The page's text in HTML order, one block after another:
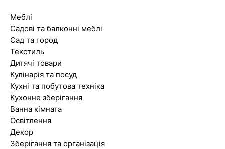
Меблі
Садові та балконні меблі
Сад та город
Текстиль
Дитячі товари
Кулінарія та посуд
Кухні та побутова техніка
Кухонне зберігання
Ванна кімната
Освітлення
Декор
Зберігання та організація